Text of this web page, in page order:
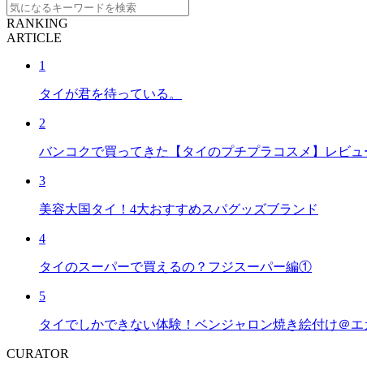
RANKING
ARTICLE
1
タイが君を待っている。
2
バンコクで買ってきた【タイのプチプラコスメ】レビュ
3
美容大国タイ！4大おすすめスパグッズブランド
4
タイのスーパーで買えるの？フジスーパー編①
5
タイでしかできない体験！ベンジャロン焼き絵付け＠エ
CURATOR